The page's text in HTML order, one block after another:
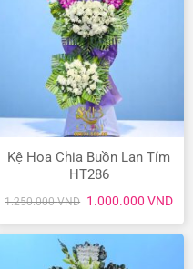
Kệ Hoa Chia Buồn Lan Tím
HT286
1.250.000VND Giá
gốc
là:
1.250.000 VND.
1.000.000 VNDGiá
tại
là: